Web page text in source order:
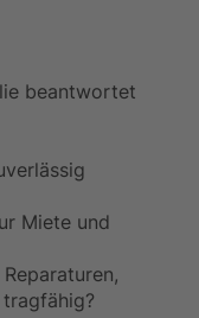
beantwortet
Miete und